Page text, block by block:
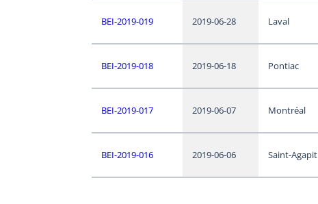
BEI-2019-019 2019-06-28 Laval
BEI-2019-018 2019-06-18 Pontiac
BEI-2019-017 2019-06-07 Montréal
BEI-2019-016 2019-06-06 Saint-Agapit